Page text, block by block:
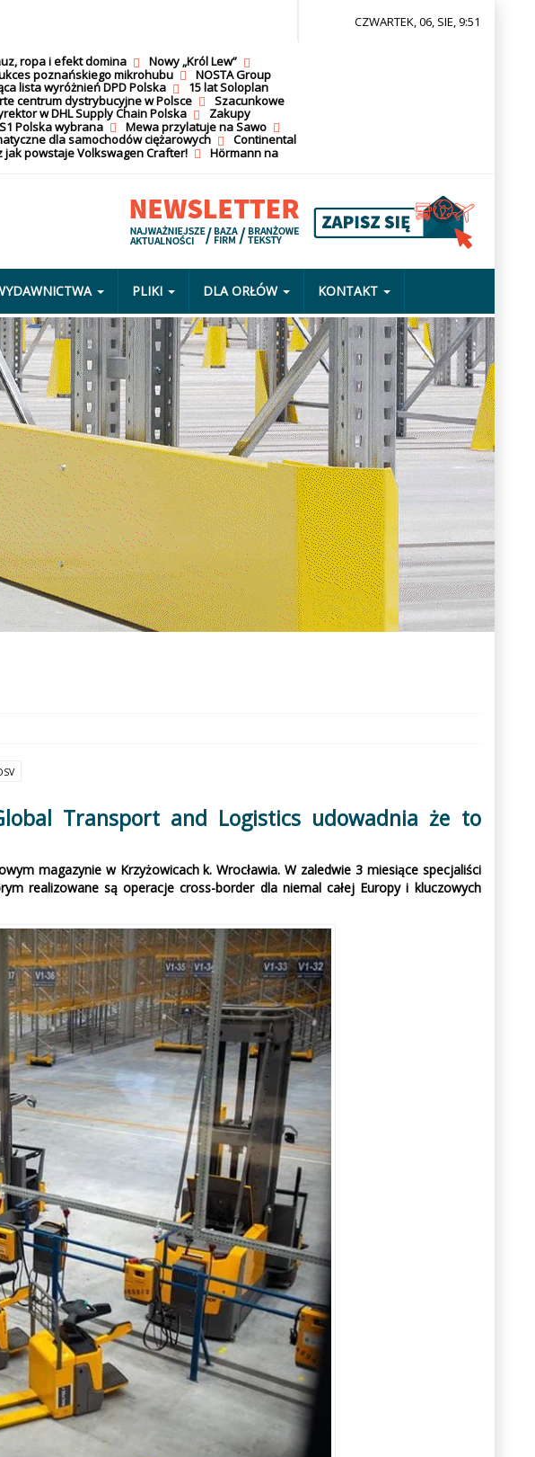
ropa i efekt domina
Nowy „Król Lew”
poznańskiego mikrohubu
NOSTA Group
lista wyróżnień DPD Polska
15 lat Soloplan
centrum dystrybucyjne w Polsce
Szacunkowe
w DHL Supply Chain Polska
Zakupy
Polska wybrana
Mewa przylatuje na Sawo
dla samochodów ciężarowych
Continental
jak powstaje Volkswagen Crafter!
Hörmann na
CZWARTEK, 06, SIE, 9:51
PLIKI DLA ORŁÓW KONTAKT
Transport and Logistics udowadnia że to
magazynie w Krzyżowicach k. Wrocławia. W zaledwie 3 miesiące specjaliści
realizowane są operacje cross-border dla niemal całej Europy i kluczowych